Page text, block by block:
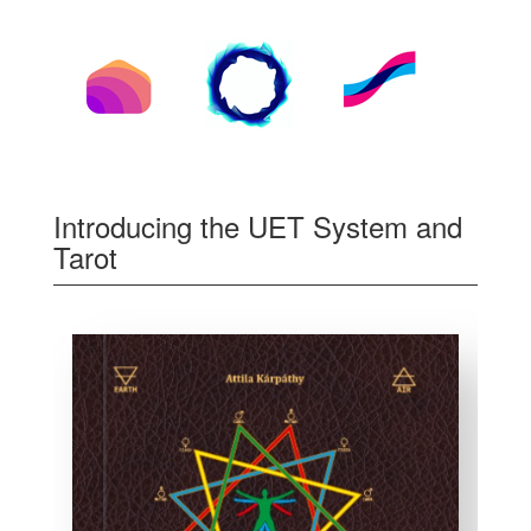
Introducing the UET System and
Tarot